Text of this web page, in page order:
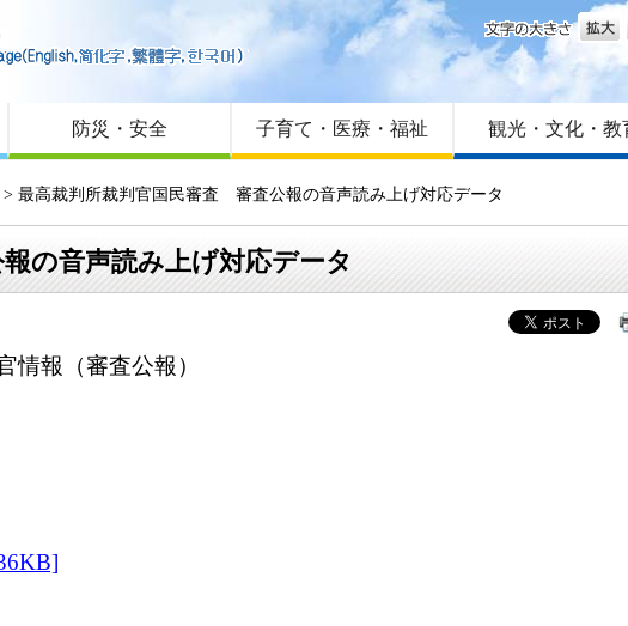
はじめての方へ
Foreign language
サイトマップ
文字の
防災・安全 子育て・医療・福祉 観光・文化・教
> 最高裁判所裁判官国民審査 審査公報の音声読み上げ対応データ
の音声読み上げ対応データ
報（審査公報）